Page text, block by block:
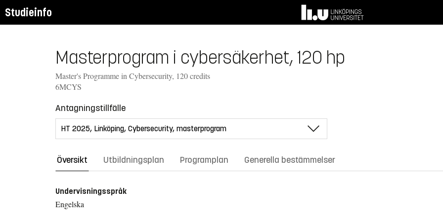
Studieinfo
Masterprogram i cybersäkerhet, 120 hp
Master's Programme in Cybersecurity, 120 credits
6MCYS
Antagningstillfälle
Översikt Utbildningsplan Programplan Generella bestämmelser
Undervisningsspråk
Engelska